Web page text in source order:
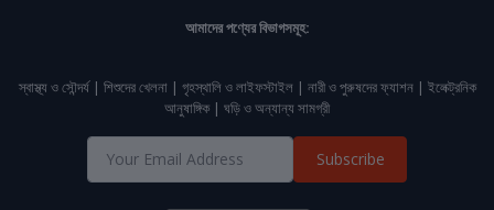
আমাদের পণ্যের বিভাগসমূহ:
স্বাস্থ্য ও সৌন্দর্য | শিশুদের খেলনা | গৃহস্থালি ও লাইফস্টাইল | নারী ও পুরুষদের ফ্যাশন | ইলেক্ট্রনিক
আনুষাঙ্গিক | ঘড়ি ও অন্যান্য সামগ্রী
Subscribe